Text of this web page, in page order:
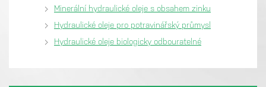
Minerální hydraulické oleje s obsahem zinku
Hydraulické oleje pro potravinářský průmysl
Hydraulické oleje biologicky odbouratelné